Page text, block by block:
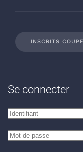
INSCRITS COUPE
Se connecter